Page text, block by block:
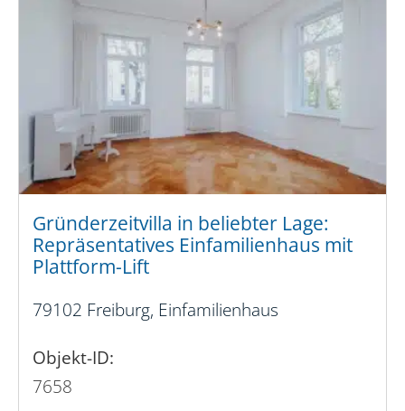
Gründerzeitvilla in beliebter Lage:
Repräsentatives Einfamilienhaus mit
Plattform-Lift
79102 Freiburg, Einfamilienhaus
Objekt-ID:
7658